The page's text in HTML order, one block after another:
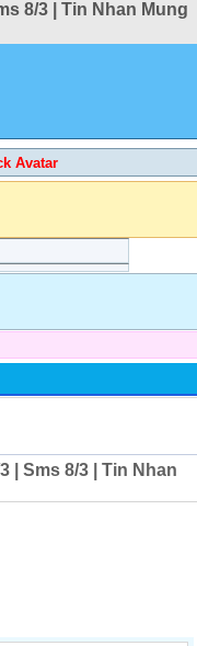
8/3 | Tin Nhan Mung
Avatar
| Sms 8/3 | Tin Nhan